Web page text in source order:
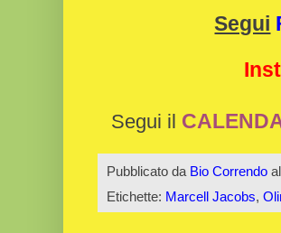
Segui
Segui il
Pubblicato da Bio Correndo
Etichette: Marcell Jacobs,